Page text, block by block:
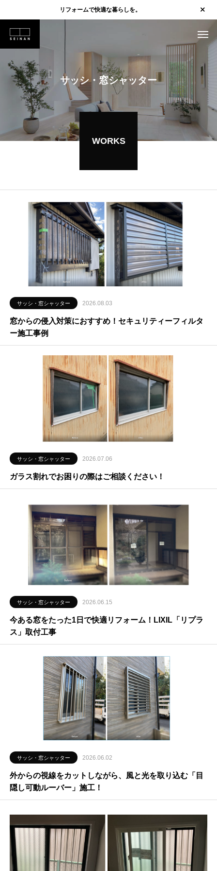
リフォームで快適な暮らしを。
サッシ・窓シャッター
WORKS
サッシ・窓シャッター 2026.08.03
窓からの侵入対策におすすめ！セキュリティーフィルタ
ー施工事例
サッシ・窓シャッター 2026.07.06
ガラス割れでお困りの際はご相談ください！
サッシ・窓シャッター 2026.06.15
今ある窓をたった1日で快適リフォーム！LIXIL「リプラ
ス」取付工事
サッシ・窓シャッター 2026.06.02
外からの視線をカットしながら、風と光を取り込む「目
隠し可動ルーバー」施工！